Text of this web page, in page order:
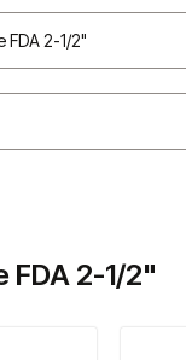
2-1/2"
FDA 2-1/2"